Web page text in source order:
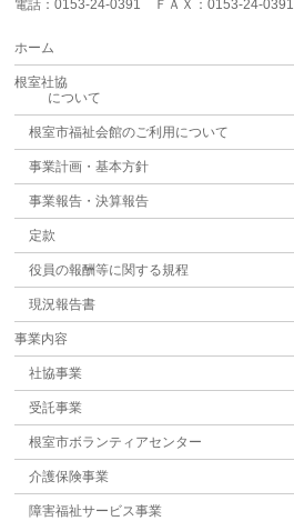
電話：0153-24-0391 ＦＡＸ：0153-24-0391
ホーム
根室社協
について
根室市福祉会館のご利用について
事業計画・基本方針
事業報告・決算報告
定款
役員の報酬等に関する規程
現況報告書
事業内容
社協事業
受託事業
根室市ボランティアセンター
介護保険事業
障害福祉サービス事業